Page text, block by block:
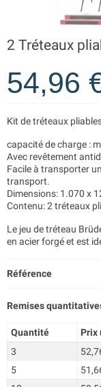
2 Tréteaux
54,96
Kit de tréteaux
capacité de charge :
Avec revêtement
Facile à transporter
transport.
Dimensions: 1.070 x
Contenu: 2 tréteaux
Le jeu de tréteau
en acier forgé et est
Référence
Remises
Quantité Prix
3
5